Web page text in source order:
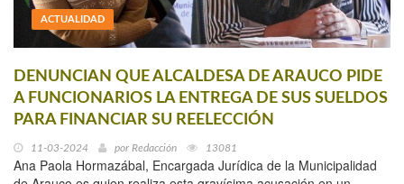
ACTUALIDAD
DENUNCIAN QUE ALCALDESA DE ARAUCO PIDE
A FUNCIONARIOS LA ENTREGA DE SUS SUELDOS
PARA FINANCIAR SU REELECCIÓN
11-03-2024 por Redacción 13081
Ana Paola Hormazábal, Encargada Jurídica de la Municipalidad